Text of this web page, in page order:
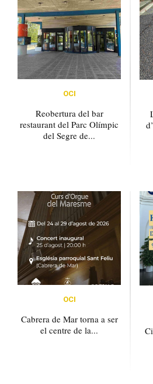
OCI
Reobertura del bar
restaurant del Parc Olímpic
del Segre de...
OCI
Cabrera de Mar torna a ser
el centre de la...